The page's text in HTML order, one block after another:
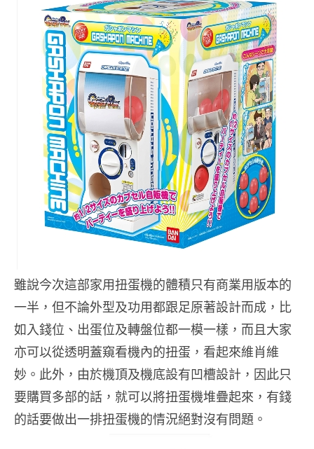
雖說今次這部家用扭蛋機的體積只有商業用版本的
一半，但不論外型及功用都跟足原著設計而成，比
如入錢位、出蛋位及轉盤位都一模一樣，而且大家
亦可以從透明蓋窺看機內的扭蛋，看起來維肖維
妙。此外，由於機頂及機底設有凹槽設計，因此只
要購買多部的話，就可以將扭蛋機堆疊起來，有錢
的話要做出一排扭蛋機的情況絕對沒有問題。